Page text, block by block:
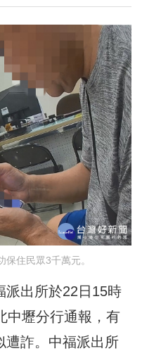
住民眾3千萬元。
派出所於22日15時
中壢分行通報，有
遭詐。中福派出所